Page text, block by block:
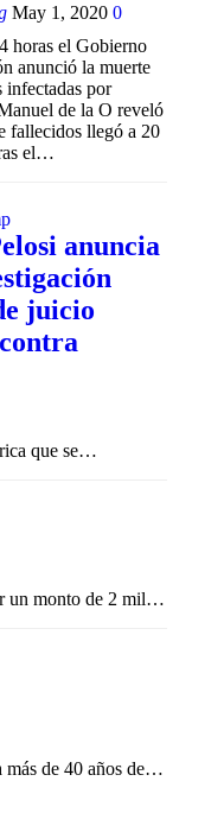
May 1, 2020 0
horas el Gobierno
anunció la muerte
infectadas por
de la O reveló
fallecidos llegó a 20
el…
anuncia
juicio
que se…
un monto de 2 mil…
más de 40 años de…